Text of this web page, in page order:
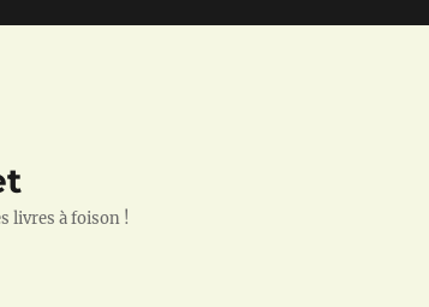
livres à foison !